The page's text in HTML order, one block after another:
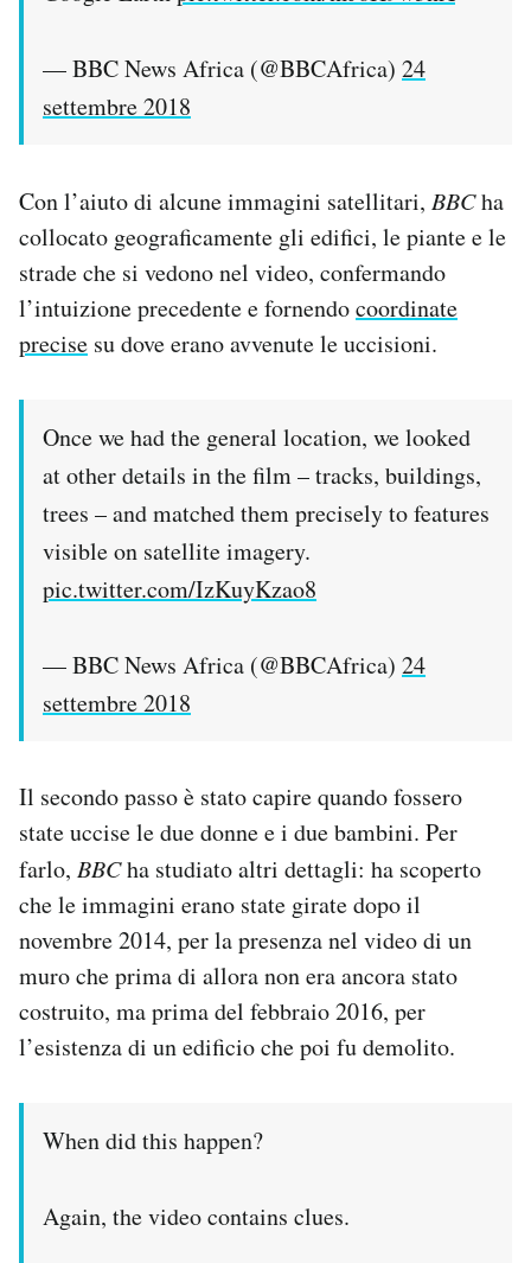
— BBC News Africa (@BBCAfrica) 24
settembre 2018
Con l’aiuto di alcune immagini satellitari, BBCha
collocato geograficamente gli edifici, le piante e le
strade che si vedono nel video, confermando
l’intuizione precedente e fornendocoordinate
precise su dove erano avvenute le uccisioni.
Once we had the general location, we looked
at other details in the film – tracks, buildings,
trees – and matched them precisely to features
visible on satellite imagery.
pic.twitter.com/IzKuyKzao8
— BBC News Africa (@BBCAfrica) 24
settembre 2018
Il secondo passo è stato capire quando fossero
state uccise le due donne e i due bambini. Per
farlo, BBCha studiato altri dettagli: ha scoperto
che le immagini erano state girate dopo il
novembre 2014, per la presenza nel video di un
muro che prima di allora non era ancora stato
costruito, ma prima del febbraio 2016, per
l’esistenza di un edificio che poi fu demolito.
When did this happen?
Again, the video contains clues.